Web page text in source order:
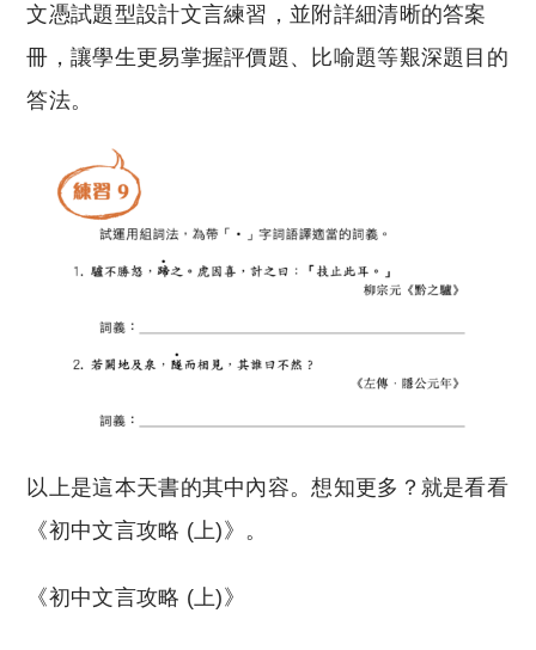
文憑試題型設計文言練習，並附詳細清晰的答案
冊，讓學生更易掌握評價題、比喻題等艱深題目的
答法。
以上是這本天書的其中內容。想知更多？就是看看
《初中文言攻略 (上)》。
《初中文言攻略 (上)》